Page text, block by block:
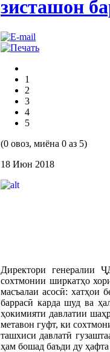
зисташон
1
2
3
4
5
(0 овоз, миёна 0 аз 5)
18 Июн 2018
Директори генералии
сохтмонии ширкатҳо
масъалаи асосӣ: хатҳои
баррасӣ карда шуд ва
ҳокимияти давлатии
метавон гуфт, ки
ташхиси давлатӣ
ҳам бошад баъди ду